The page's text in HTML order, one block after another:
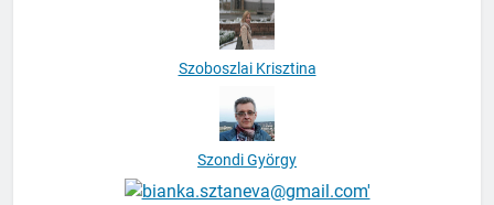
Szoboszlai Krisztina
Szondi György